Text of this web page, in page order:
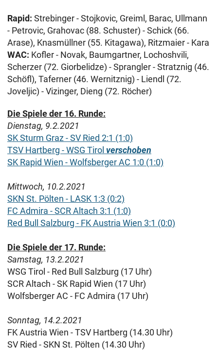
Rapid: Strebinger - Stojkovic, Greiml, Barac, Ullmann
- Petrovic, Grahovac (88. Schuster) - Schick (66.
Arase), Knasmüllner (55. Kitagawa), Ritzmaier - Kara
WAC: Kofler - Novak, Baumgartner, Lochoshvili,
Scherzer (72. Giorbelidze) - Sprangler - Stratznig (46.
Schöfl), Taferner (46. Wernitznig) - Liendl (72.
Joveljic) - Vizinger, Dieng (72. Röcher)
Die Spiele der 16. Runde:
Dienstag, 9.2.2021
SK Sturm Graz - SV Ried 2:1 (1:0)
TSV Hartberg - WSG Tirol verschoben
SK Rapid Wien - Wolfsberger AC 1:0 (1:0)
Mittwoch, 10.2.2021
SKN St. Pölten - LASK 1:3 (0:2)
FC Admira - SCR Altach 3:1 (1:0)
Red Bull Salzburg - FK Austria Wien 3:1 (0:0)
Die Spiele der 17. Runde:
Samstag, 13.2.2021
WSG Tirol - Red Bull Salzburg (17 Uhr)
SCR Altach - SK Rapid Wien (17 Uhr)
Wolfsberger AC - FC Admira (17 Uhr)
Sonntag, 14.2.2021
FK Austria Wien - TSV Hartberg (14.30 Uhr)
SV Ried - SKN St. Pölten (14.30 Uhr)